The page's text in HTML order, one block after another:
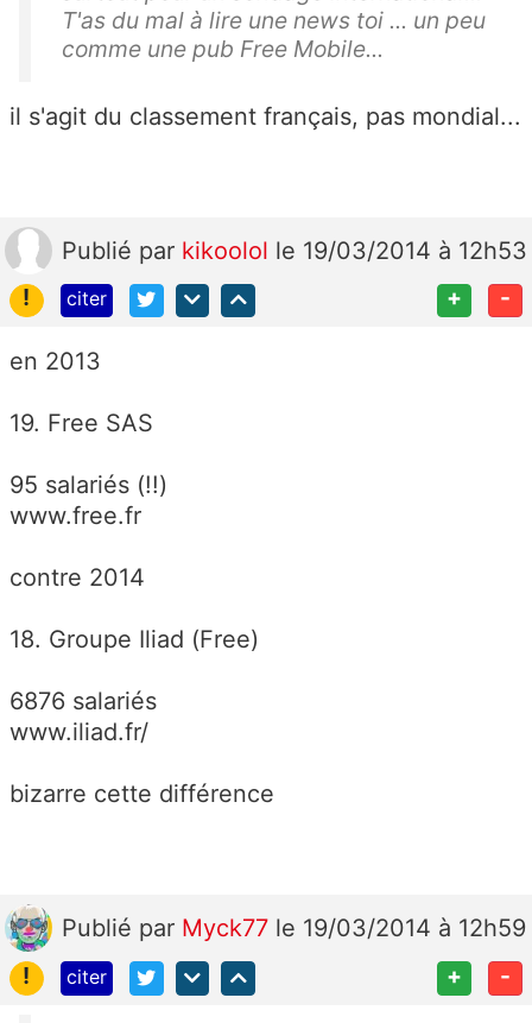
T'as du mal à lire une news toi ... un peu
comme une pub Free Mobile...
il s'agit du classement français, pas mondial...
Publié par kikoolol le 19/03/2014 à 12h53
!
citer + -
en 2013
19. Free SAS
95 salariés (!!)
www.free.fr
contre 2014
18. Groupe Iliad (Free)
6876 salariés
www.iliad.fr/
bizarre cette différence
Publié par Myck77 le 19/03/2014 à 12h59
!
citer + -